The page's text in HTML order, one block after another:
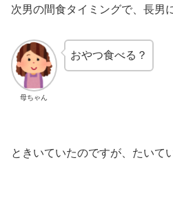
次男の間食タイミングで、長男
母ちゃん
おやつ食べる？
ときいていたのですが、たいて